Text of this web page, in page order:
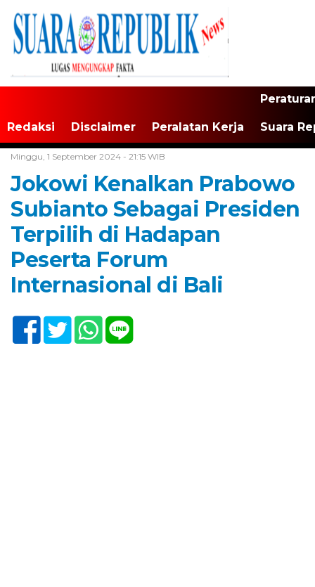
Redaksi Disclaimer Peralatan Kerja Suara
Minggu, 1 September 2024 - 21:15 WIB
Jokowi Kenalkan Prabowo
Subianto Sebagai Presiden
Terpilih di Hadapan
Peserta Forum
Internasional di Bali